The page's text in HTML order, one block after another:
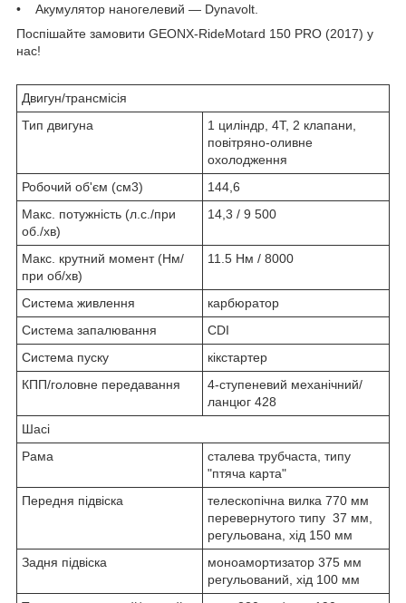
• Акумулятор наногелевий — Dynavolt.
Поспішайте замовити GEONX-RideMotard 150 PRO (2017) у
нас!
Двигун/трансмісія
Тип двигуна
1 циліндр, 4T, 2 клапани,
повітряно-оливне
охолодження
Робочий об'єм (см3)
144,6
Макс. потужність (л.с./при
об./хв)
14,3 / 9 500
Макс. крутний момент (Нм/
при об/хв)
11.5 Нм / 8000
Система живлення
карбюратор
Система запалювання
CDI
Система пуску
кікстартер
КПП/головне передавання
4-ступеневий механічний/
ланцюг 428
Шасі
Рама
сталева трубчаста, типу
"птяча карта"
Передня підвіска
телескопічна вилка 770 мм
перевернутого типу 37 мм,
регульована, хід 150 мм
Задня підвіска
моноамортизатор 375 мм
регульований, хід 100 мм